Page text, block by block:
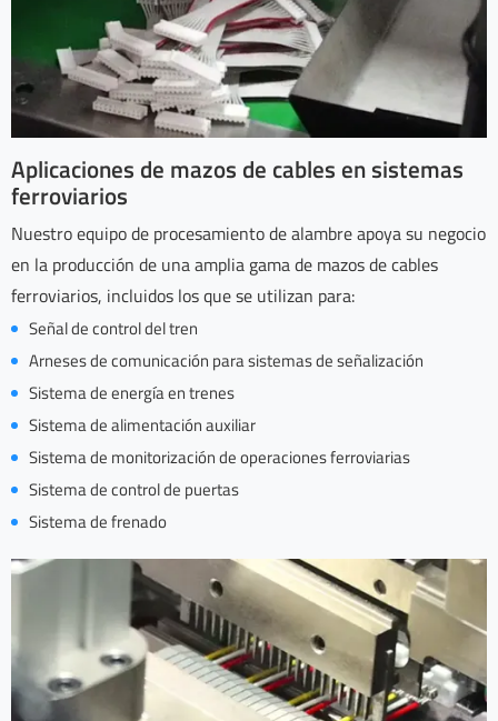
Aplicaciones de mazos de cables en sistemas
ferroviarios
Nuestro equipo de procesamiento de alambre apoya su negocio
en la producción de una amplia gama de mazos de cables
ferroviarios, incluidos los que se utilizan para:
Señal de control del tren
Arneses de comunicación para sistemas de señalización
Sistema de energía en trenes
Sistema de alimentación auxiliar
Sistema de monitorización de operaciones ferroviarias
Sistema de control de puertas
Sistema de frenado